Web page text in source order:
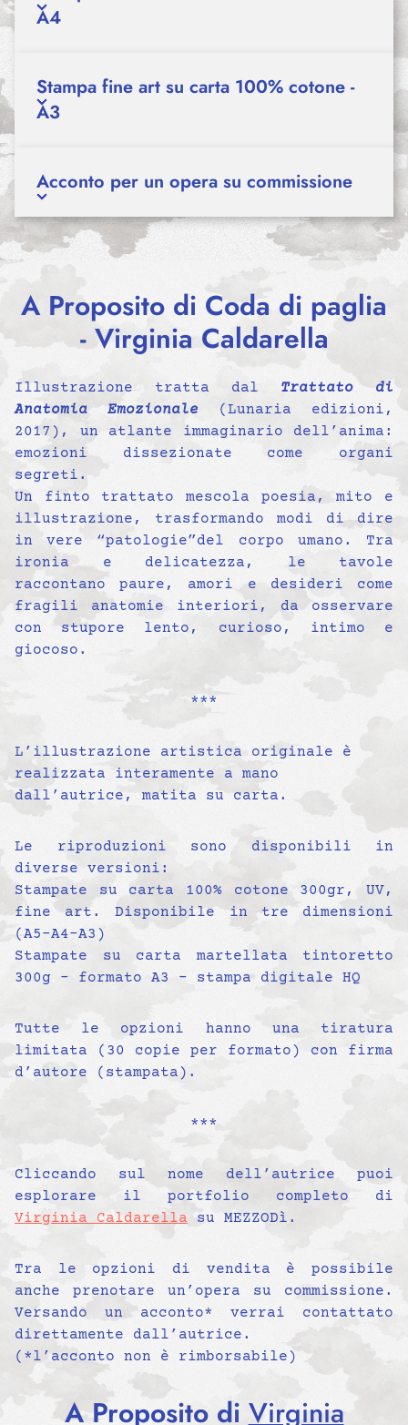
A4
Stampa fine art su carta 100% cotone -
A3
Acconto per un opera su commissione
A Proposito di Coda di paglia
- Virginia Caldarella
Illustrazione tratta dal Trattato di
Anatomia Emozionale (Lunaria edizioni,
2017), un atlante immaginario dell’anima:
emozioni dissezionate come organi
segreti.
Un finto trattato mescola poesia, mito e
illustrazione, trasformando modi di dire
in vere “patologie”del corpo umano. Tra
ironia e delicatezza, le tavole
raccontano paure, amori e desideri come
fragili anatomie interiori, da osservare
con stupore lento, curioso, intimo e
giocoso.
***
L’illustrazione artistica originale è
realizzata interamente a mano
dall’autrice, matita su carta.
Le riproduzioni sono disponibili in
diverse versioni:
Stampate su carta 100% cotone 300gr, UV,
fine art. Disponibile in tre dimensioni
(A5-A4-A3)
Stampate su carta martellata tintoretto
300g – formato A3 – stampa digitale HQ
Tutte le opzioni hanno una tiratura
limitata (30 copie per formato) con firma
d’autore (stampata).
***
Cliccando sul nome dell’autrice puoi
esplorare il portfolio completo di
Virginia Caldarella su MEZZODì.
Tra le opzioni di vendita è possibile
anche prenotare un’opera su commissione.
Versando un acconto* verrai contattato
direttamente dall’autrice.
(*l’acconto non è rimborsabile)
A Proposito di Virginia